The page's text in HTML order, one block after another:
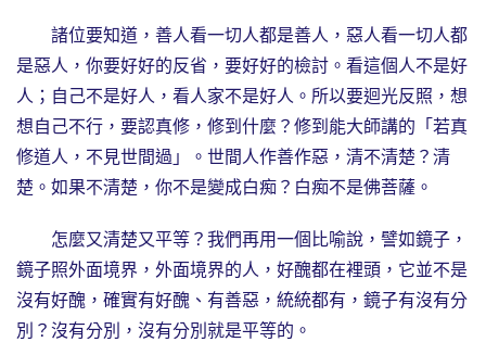
諸位要知道，善人看一切人都是善人，惡人看一切人都
是惡人，你要好好的反省，要好好的檢討。看這個人不是好
人；自己不是好人，看人家不是好人。所以要迴光反照，想
想自己不行，要認真修，修到什麼？修到能大師講的「若真
修道人，不見世間過」。世間人作善作惡，清不清楚？清
楚。如果不清楚，你不是變成白痴？白痴不是佛菩薩。
怎麼又清楚又平等？我們再用一個比喻說，譬如鏡子，
鏡子照外面境界，外面境界的人，好醜都在裡頭，它並不是
沒有好醜，確實有好醜、有善惡，統統都有，鏡子有沒有分
別？沒有分別，沒有分別就是平等的。